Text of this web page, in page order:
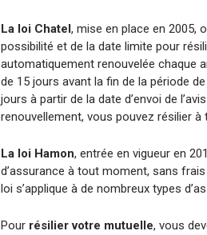
La loi Chatel, mise en place en 2005,
possibilité et de la date limite pour
automatiquement renouvelée chaque
de 15 jours avant la fin de la période
jours à partir de la date d’envoi de
renouvellement, vous pouvez résilier
La loi Hamon, entrée en vigueur en
d’assurance à tout moment, sans
loi s’applique à de nombreux types
Pour résilier votre mutuelle, vous